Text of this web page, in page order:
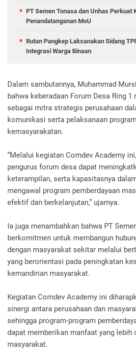
PT Semen Tonasa dan Unhas Perkuat
Penandatanganan MoU
Rutan Pangkep Laksanakan Sidang
Integrasi Warga Binaan
Dalam sambutannya, Muhammad
bahwa keberadaan Forum Desa Ring
sebagai mitra strategis perusahaan
komunikasi serta pelaksanaan
kemasyarakatan.
“Melalui kegiatan Comdev Academy
pengurus forum desa dapat
keterampilan, serta kapasitasnya
mengawal program pemberdayaan
efektif dan berkelanjutan,” ujarnya.
Ia juga menambahkan bahwa PT
berkomitmen untuk membangun
dengan masyarakat sekitar melalui
yang berorientasi pada peningkatan
kemandirian masyarakat.
Kegiatan Comdev Academy ini
sinergi antara perusahaan dan
sehingga program-program
dapat memberikan manfaat yang lebih
masyarakat.